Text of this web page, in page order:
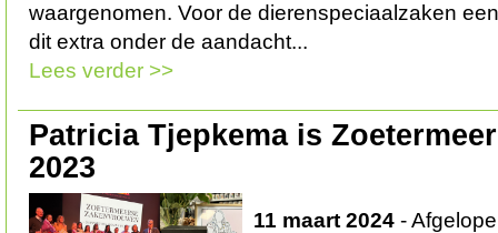
waargenomen. Voor de dierenspeciaalzaken
dit extra onder de aandacht...
Lees verder >>
Patricia Tjepkema is
2023
11 maart 2024 -